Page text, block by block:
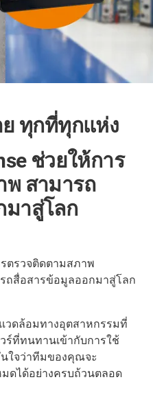
ย ทุกที่ทุกแห่ง
ช่วยให้การ
สามารถ
มาสู่โลก
ตรวจติดตามสภาพ
ถสื่อสารข้อมูลออกมาสู่โลก
ดล้อมทางอุตสาหกรรมที่
ร์ที่ทนทานเข้ากับการใช้
ใจว่าทีมของคุณจะ
ดได้อย่างครบถ้วนตลอด